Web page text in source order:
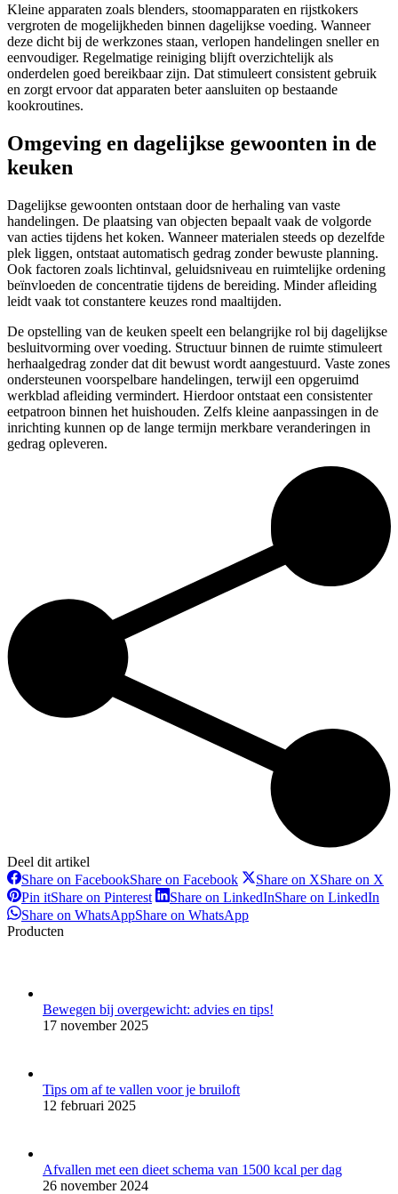
Kleine apparaten zoals blenders, stoomapparaten en rijstkokers
vergroten de mogelijkheden binnen dagelijkse voeding. Wanneer
deze dicht bij de werkzones staan, verlopen handelingen sneller en
eenvoudiger. Regelmatige reiniging blijft overzichtelijk als
onderdelen goed bereikbaar zijn. Dat stimuleert consistent gebruik
en zorgt ervoor dat apparaten beter aansluiten op bestaande
kookroutines.
Omgeving en dagelijkse gewoonten in de
keuken
Dagelijkse gewoonten ontstaan door de herhaling van vaste
handelingen. De plaatsing van objecten bepaalt vaak de volgorde
van acties tijdens het koken. Wanneer materialen steeds op dezelfde
plek liggen, ontstaat automatisch gedrag zonder bewuste planning.
Ook factoren zoals lichtinval, geluidsniveau en ruimtelijke ordening
beïnvloeden de concentratie tijdens de bereiding. Minder afleiding
leidt vaak tot constantere keuzes rond maaltijden.
De opstelling van de keuken speelt een belangrijke rol bij dagelijkse
besluitvorming over voeding. Structuur binnen de ruimte stimuleert
herhaalgedrag zonder dat dit bewust wordt aangestuurd. Vaste zones
ondersteunen voorspelbare handelingen, terwijl een opgeruimd
werkblad afleiding vermindert. Hierdoor ontstaat een consistenter
eetpatroon binnen het huishouden. Zelfs kleine aanpassingen in de
inrichting kunnen op de lange termijn merkbare veranderingen in
gedrag opleveren.
Deel dit artikel
Share on FacebookShare on Facebook Share on XShare on X
Pin itShare on Pinterest Share on LinkedInShare on LinkedIn
Share on WhatsAppShare on WhatsApp
Producten
Bewegen bij overgewicht: advies en tips!
17 november 2025
Tips om af te vallen voor je bruiloft
12 februari 2025
Afvallen met een dieet schema van 1500 kcal per dag
26 november 2024